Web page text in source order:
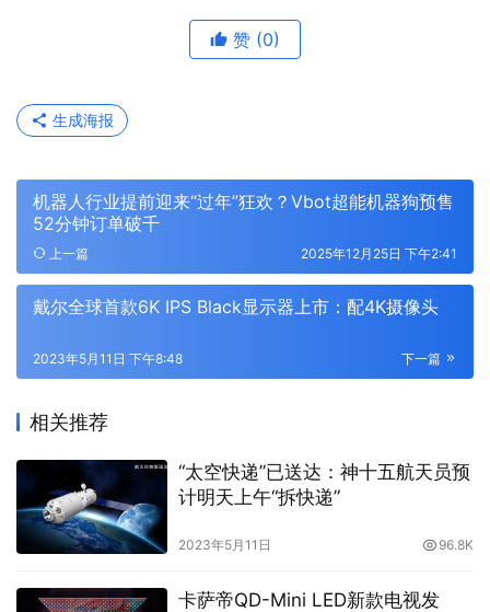
赞 (0)
生成海报
机器人行业提前迎来“过年”狂欢？Vbot超能机器狗预售
52分钟订单破千
上一篇 2025年12月25日 下午2:41
戴尔全球首款6K IPS Black显示器上市：配4K摄像头
下一篇
2023年5月11日 下午8:48
相关推荐
“太空快递”已送达：神十五航天员预
计明天上午“拆快递”
2023年5月11日 96.8K
卡萨帝QD-Mini LED新款电视发